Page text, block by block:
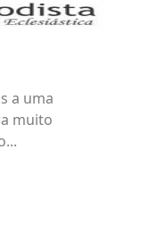
a uma
muito